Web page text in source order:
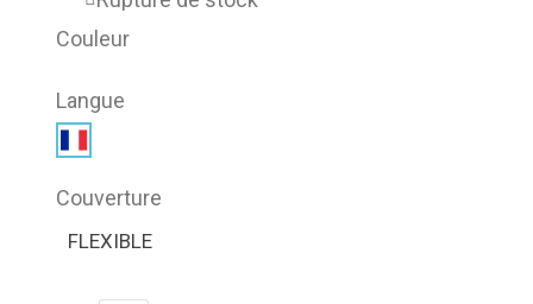
Couleur
Langue
Couverture
FLEXIBLE